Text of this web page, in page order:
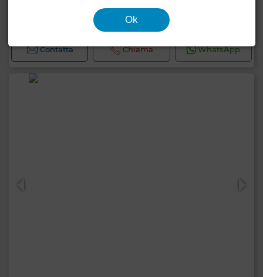
Appartamento a Khezama Est, Sousse
3 Camere
Contatta Chiama WhatsApp
Ok